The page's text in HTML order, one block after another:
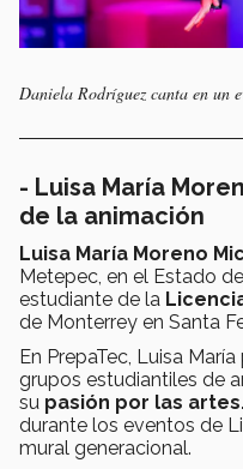
Daniela Rodríguez canta en un
- Luisa María
de la animación
Luisa María Moreno
Metepec, en el Estado
estudiante de la
de Monterrey en Santa
En PrepaTec, Luisa
grupos estudiantiles de
su pasión por las
durante los eventos de
mural generacional.